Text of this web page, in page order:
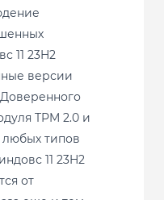
11 23H2
версии
TPM 2.0 и
любых типов
11 23H2
от